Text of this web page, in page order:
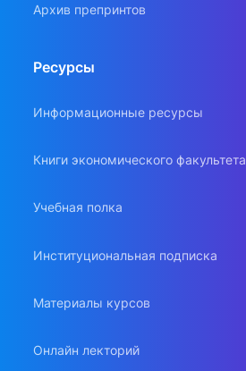
Архив препринтов
Ресурсы
Информационные ресурсы
Книги экономического факультета
Учебная полка
Институциональная подписка
Материалы курсов
Онлайн лекторий